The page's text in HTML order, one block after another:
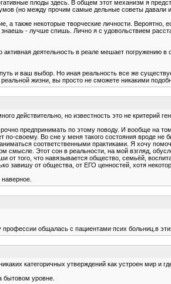
плоды здесь. В общем этот механизм я
(но между прочим самые дельные советы давали
также некоторые творческие личности.
- лучше спишь. Лично я с удовольствием
деятельность в реале мешает
и ваш выбор. Но иная реальность все же
жизни, вы просто не сможете никакими
действительно, но известность это не критерий
предпринимать по этому поводу. И вообще на
своему. Во сне у меня такого состояния вроде
соответственными практиками. Я хочу
смысле. Этот сон в реальности, на мой взгляд,
того, что навязывается общество, семьёй,
завишу от общества, от ЕГО ценностей, хотя
общалась с пациентами псих больниц.в
категоричных утверждений как устроен мир и
бытовом уровне.